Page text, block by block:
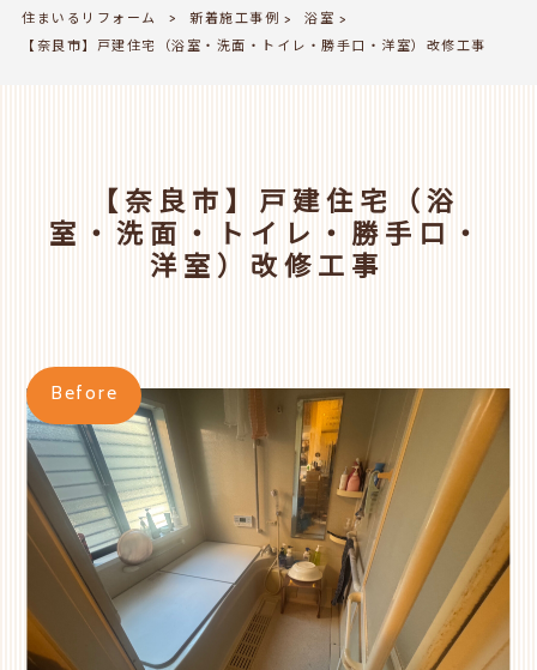
住まいるリフォーム > 新着施工事例 > 浴室 >
【奈良市】戸建住宅（浴室・洗面・トイレ・勝手口・洋室）改修工事
【奈良市】戸建住宅（浴
室・洗面・トイレ・勝手口・
洋室）改修工事
Before